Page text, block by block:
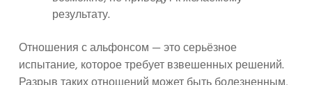
результату.
Отношения с альфонсом — это серьёзное
испытание, которое требует взвешенных решений.